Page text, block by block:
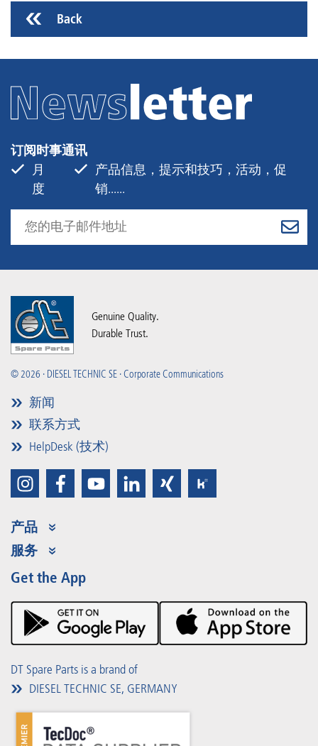
Back
订阅时事通讯
月
度
产品信息，提示和技巧，活动，促
销......
Genuine Quality.
Durable Trust.
© 2026 · DIESEL TECHNIC SE · Corporate Communications
新闻
联系方式
HelpDesk (技术)
产品
Product Range
Partner Portal
Product Promotions
服务
优势
Premium Shop
事件
下载
Get the App
DT Spare Parts is a brand of
DIESEL TECHNIC SE, GERMANY